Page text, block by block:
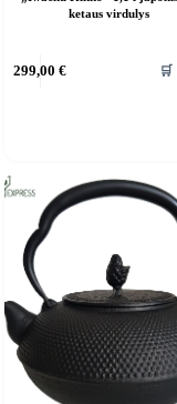
ketaus virdulys
299,00€ 🛒